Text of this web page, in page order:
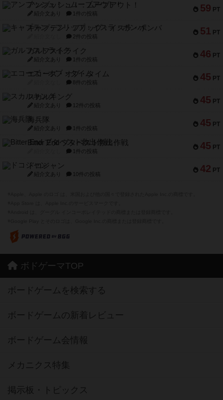
59 PT
アンブッシュ！：ムーブアウト！
紹介文あり 1件の投稿
51 PT
キャプテン・フリップ：イスラ・ボンバ
2件の投稿
46 PT
ガルフストライク
紹介文あり 1件の投稿
45 PT
エコーズ・オブ・タイム
8件の投稿
45 PT
スカルキング
紹介文あり 12件の投稿
45 PT
海兵隊
紹介文あり 1件の投稿
45 PT
Bitter End ブタペスト救出作戦
1件の投稿
42 PT
ドコジャン
紹介文あり 10件の投稿
ボドゲーマTOP
ボードゲームを検索する
ボードゲームの新着レビュー
ボードゲーム会情報
メカニクス特集
掲示板・トピックス